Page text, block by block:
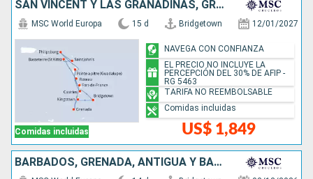
SAN VINCENT Y LAS GRANADINAS, GRENADA, SAN MARTÍN, ANTIGUA Y BARBUDA, DOMINICA, SANTA LUCIA, BARBADOS
Comidas incluidas
MSC World Europa 15 d Bridgetown 12/01/2027
US$ 1,849
NAVEGA CON CONFIANZA
EL PRECIO NO INCLUYE LA
PERCEPCIÓN DEL 30% DE AFIP -
RG 5463
TARIFA NO REEMBOLSABLE
Comidas incluidas
BARBADOS, GRENADA, ANTIGUA Y BARBUDA, SAN MARTÍN, DOMINICA, SANTA LUCIA